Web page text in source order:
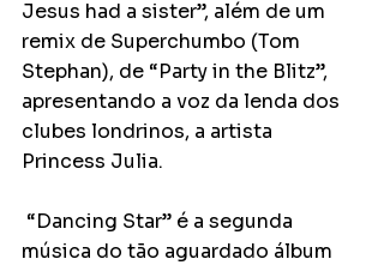
Jesus had a sister”, além de um
remix de Superchumbo (Tom
Stephan), de “Party in the Blitz”,
apresentando a voz da lenda dos
clubes londrinos, a artista
Princess Julia.
“Dancing Star” é a segunda
música do tão aguardado álbum